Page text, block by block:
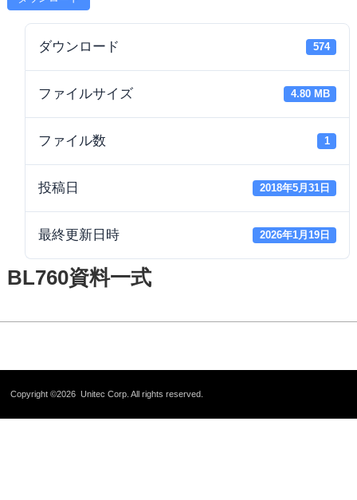
ダウンロード 574
ファイルサイズ 4.80 MB
ファイル数 1
投稿日 2018年5月31日
最終更新日時 2026年1月19日
BL760資料一式
Copyright ©2026Unitec Corp. All rights reserved.